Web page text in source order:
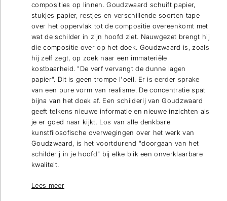
composities op linnen. Goudzwaard schuift papier,
stukjes papier, restjes en verschillende soorten tape
over het oppervlak tot de compositie overeenkomt met
wat de schilder in zijn hoofd ziet. Nauwgezet brengt hij
die compositie over op het doek. Goudzwaard is, zoals
hij zelf zegt, op zoek naar een immateriële
kostbaarheid. "De verf vervangt de dunne lagen
papier". Dit is geen trompe l'oeil. Er is eerder sprake
van een pure vorm van realisme. De concentratie spat
bijna van het doek af. Een schilderij van Goudzwaard
geeft telkens nieuwe informatie en nieuwe inzichten als
je er goed naar kijkt. Los van alle denkbare
kunstfilosofische overwegingen over het werk van
Goudzwaard, is het voortdurend "doorgaan van het
schilderij in je hoofd" bij elke blik een onverklaarbare
kwaliteit.
Lees meer